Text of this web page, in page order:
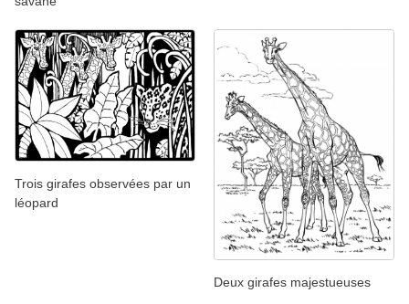
Trois girafes observées par un
léopard
Deux girafes majestueuses